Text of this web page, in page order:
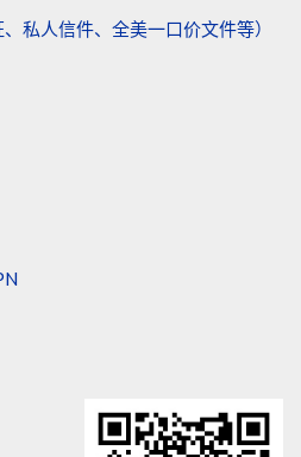
私人信件、全美一口价文件等）